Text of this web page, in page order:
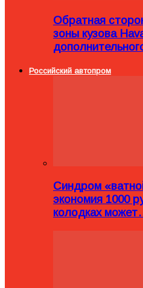
Обратная
зоны кузова
Российский автопром
Синдром
экономия 1000
колодках